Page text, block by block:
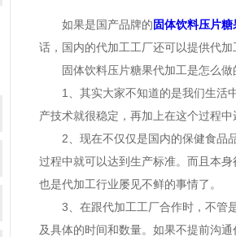
如果是国产品牌的固体饮料压片
话，国内的代加工工厂还可以提供代
固体饮料压片糖果代加工是怎么做
1、其实大家不知道的是我们生活中
产技术就很稳定，再加上在这个过程
2、现在不仅仅是国内的保健食品品
过程中就可以达到生产标准。而且本
也是代加工行业屡见不鲜的事情了。
3、在跟代加工工厂合作时，不管是
及具体的时间和数量。如果不提前沟